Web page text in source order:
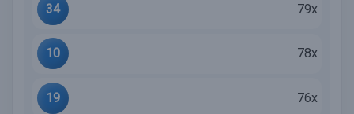
34 79x
10 78x
19 76x